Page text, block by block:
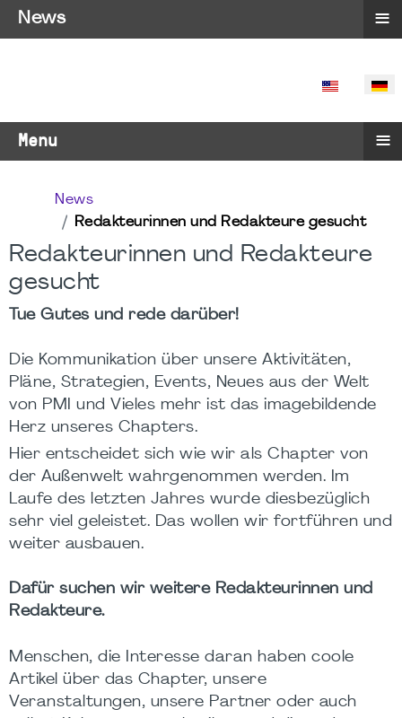
SPRACHE
Menu ≡
News
Redakteurinnen und Redakteure gesucht
Redakteurinnen und Redakteure
gesucht
Tue Gutes und rede darüber!
Die Kommunikation über unsere Aktivitäten,
Pläne, Strategien, Events, Neues aus der Welt
von PMI und Vieles mehr ist das imagebildende
Herz unseres Chapters.
Hier entscheidet sich wie wir als Chapter von
der Außenwelt wahrgenommen werden. Im
Laufe des letzten Jahres wurde diesbezüglich
sehr viel geleistet. Das wollen wir fortführen und
weiter ausbauen.
Dafür suchen wir weitere Redakteurinnen und
Redakteure.
Menschen, die Interesse daran haben coole
Artikel über das Chapter, unsere
Veranstaltungen, unsere Partner oder auch
News ≡